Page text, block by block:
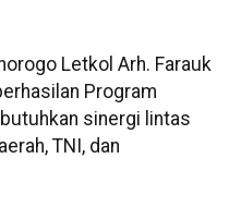
Letkol Arh. Farauk
Program
sinergi lintas
TNI, dan